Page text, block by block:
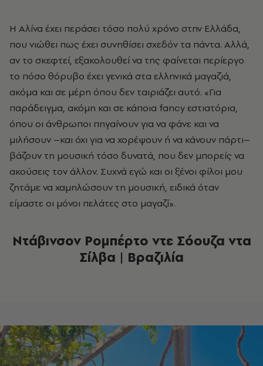
Η Αλίνα έχει περάσει τόσο πολύ χρόνο στην Ελλάδα,
που νιώθει πως έχει συνηθίσει σχεδόν τα πάντα. Αλλά,
αν το σκεφτεί, εξακολουθεί να της φαίνεται περίεργο
το πόσο θόρυβο έχει γενικά στα ελληνικά μαγαζιά,
ακόμα και σε μέρη όπου δεν ταιριάζει αυτό. «Για
παράδειγμα, ακόμη και σε κάποια fancy εστιατόρια,
όπου οι άνθρωποι πηγαίνουν για να φάνε και να
μιλήσουν –και όχι για να χορέψουν ή να κάνουν πάρτι–
βάζουν τη μουσική τόσο δυνατά, που δεν μπορείς να
ακούσεις τον άλλον. Συχνά εγώ και οι ξένοι φίλοι μου
ζητάμε να χαμηλώσουν τη μουσική, ειδικά όταν
είμαστε οι μόνοι πελάτες στο μαγαζί».
Ντάβινσον Ρομπέρτο ντε Σόουζα ντα
Σίλβα | Βραζιλία